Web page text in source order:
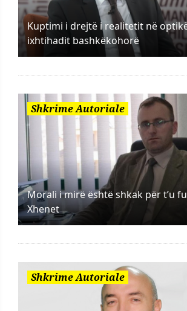
Kuptimi i drejtë i realitetit në
ixhtihadit bashkëkohorë
Shkrime Autoriale
Morali i mirë është shkak për t’u
Xhenet
Shkrime Autoriale